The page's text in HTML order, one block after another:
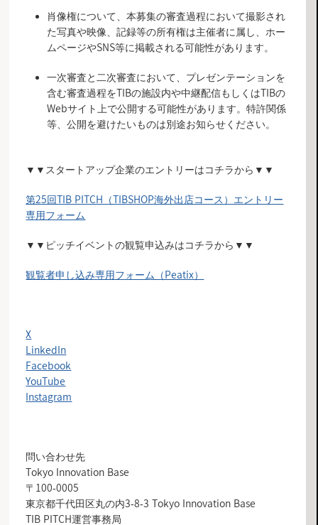
肖像権について、本募集の審査過程において撮影され
た写真や映像、記録等の所有権は主催者に属し、ホー
ムページやSNS等に掲載される可能性があります。
一次審査と二次審査において、プレゼンテーションを
含む審査過程をTIBの施設内や中継配信もしくはTIBの
Webサイト上で公開する可能性があります。特許関係
等、公開を避けたいものは別途お知らせください。
▼▼スタートアップ企業のエントリーはコチラから▼▼
第25回TIB PITCH（TIBSHOP海外出店コース）エントリー
専用フォーム
▼▼ピッチイベントの観覧申込みはコチラから▼▼
観覧者申し込み専用フォーム（Peatix）
X
LinkedIn
Facebook
YouTube
Instagram
問い合わせ先
Tokyo Innovation Base
〒100-0005
東京都千代田区丸の内3-8-3 Tokyo Innovation Base
TIB PITCH運営事務局